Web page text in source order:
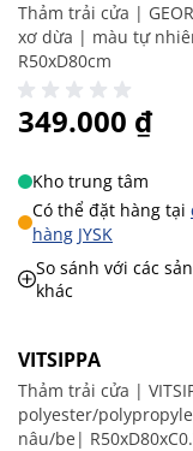
Thảm trải cửa |
xơ dừa | màu tự
R50xD80cm
349.000 ₫
Kho trung tâm
Có thể đặt hàng tại
hàng JYSK
So sánh với các
khác
VITSIPPA
Thảm trải cửa |
polyester/
nâu/be|